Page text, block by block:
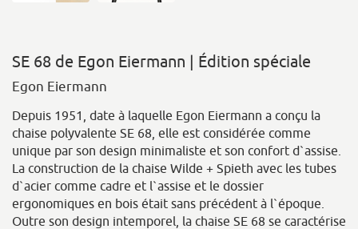
SE 68 de Egon Eiermann | Édition spéciale
Egon Eiermann
Depuis 1951, date à laquelle Egon Eiermann a conçu la
chaise polyvalente SE 68, elle est considérée comme
unique par son design minimaliste et son confort d`assise.
La construction de la chaise Wilde + Spieth avec les tubes
d`acier comme cadre et l`assise et le dossier
ergonomiques en bois était sans précédent à l`époque.
Outre son design intemporel, la chaise SE 68 se caractérise